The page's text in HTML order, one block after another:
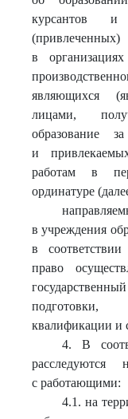
курсантов и
в
являющихся
лицами,
образование
и
работам в
ординатуре
в учреждения
в соответствии
право
квалификации и
4. В
расследуются
с работающими:
4.1. на